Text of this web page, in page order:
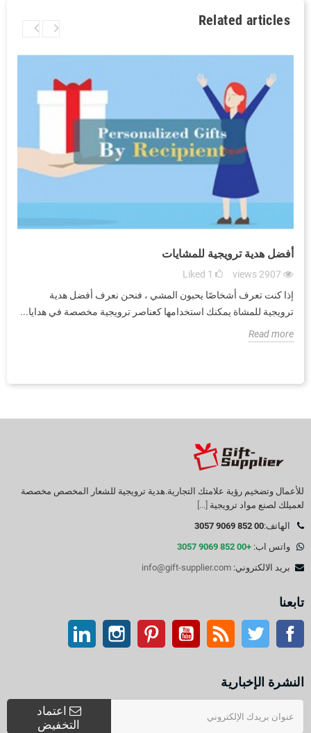
Related articles
أفضل هدية ترويجية للمشايات
2907
views
1
Liked
إذا كنت تعرف أشخاصًا يحبون المشي ، فنحن نعرف أفضل هدية
ترويجية للمشاة يمكنك استخدامها كعناصر ترويجية مخصصة في هدايا...
Read more
للأعمال وتضخيم رؤية علامتك التجارية.هدية ترويجية للشعار المخصص مخصصة
لعميلك لصنع مواد ترويجية [...]
الهاتف:00 852 9069 3057
واتس اب: +00 852 9069 3057
بريد الالكتروني: info@gift-supplier.com
تابعنا
موقع التواصل الاجتماعي الفيسبوك
آر إس إس موقع يوتيوببينتيريست انستغرام
النشرة الإخبارية
اعتماد
التخفيض